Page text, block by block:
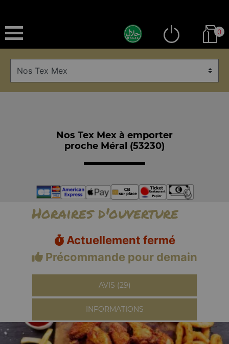
0
Nos Tex Mex à emporter
proche Méral (53230)
Horaires d'ouverture
Actuellement fermé
Précommande pour demain
AVIS (29)
INFORMATIONS